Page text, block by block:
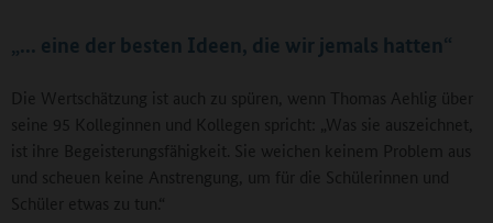
„... eine der besten Ideen, die wir jemals hatten“
Die Wertschätzung ist auch zu spüren, wenn Thomas Aehlig über
seine 95 Kolleginnen und Kollegen spricht: „Was sie auszeichnet,
ist ihre Begeisterungsfähigkeit. Sie weichen keinem Problem aus
und scheuen keine Anstrengung, um für die Schülerinnen und
Schüler etwas zu tun.“